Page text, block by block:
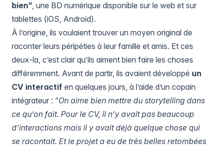
bien”, une BD numérique disponible sur le web et sur
tablettes (iOS, Android).
À l’origine, ils voulaient trouver un moyen original de
raconter leurs péripéties à leur famille et amis. Et ces
deux-la, c’est clair qu’ils aiment bien faire les choses
différemment. Avant de partir, ils avaient développé un
CV interactif en quelques jours, à l’aide d’un copain
intégrateur : “On aime bien mettre du storytelling dans
ce qu’on fait. Pour le CV, il n’y avait pas beaucoup
d’interactions mais il y avait déjà quelque chose qui
se racontait. Et le projet a eu de très belles retombées